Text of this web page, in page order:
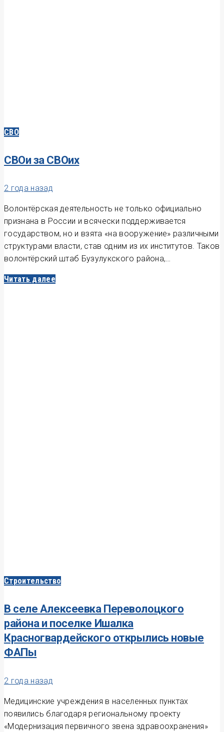
СВО
СВОи за СВОих
2 года назад
Волонтёрская деятельность не только официально
признана в России и всячески поддерживается
государством, но и взята «на вооружение» различными
структурами власти, став одним из их институтов. Таков
волонтёрский штаб Бузулукского района,…
Читать далее
Строительство
В селе Алексеевка Переволоцкого
района и поселке Ишалка
Красногвардейского открылись новые
ФАПы
2 года назад
Медицинские учреждения в населенных пунктах
появились благодаря региональному проекту
«Модернизация первичного звена здравоохранения»